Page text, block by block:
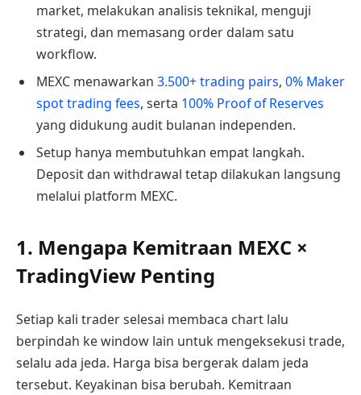
market, melakukan analisis teknikal, menguji
strategi, dan memasang order dalam satu
workflow.
MEXC menawarkan 3.500+ trading pairs, 0% Maker
spot trading fees, serta 100% Proof of Reserves
yang didukung audit bulanan independen.
Setup hanya membutuhkan empat langkah.
Deposit dan withdrawal tetap dilakukan langsung
melalui platform MEXC.
1. Mengapa Kemitraan MEXC ×
TradingView Penting
Setiap kali trader selesai membaca chart lalu
berpindah ke window lain untuk mengeksekusi trade,
selalu ada jeda. Harga bisa bergerak dalam jeda
tersebut. Keyakinan bisa berubah. Kemitraan